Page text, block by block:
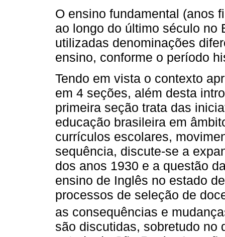
O ensino fundamental (anos
ao longo do último século no
utilizadas denominações
ensino, conforme o período
Tendo em vista o contexto
em 4 seções, além desta
primeira seção trata das
educação brasileira em
currículos escolares,
sequência, discute-se a
dos anos 1930 e a questão
ensino de Inglês no estado
processos de seleção de
as consequências e
são discutidas, sobretudo no